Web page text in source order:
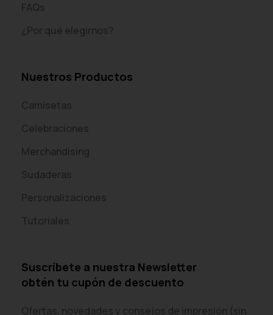
FAQs
¿Por qué elegirnos?
Nuestros Productos
Camisetas
Celebraciones
Merchandising
Sudaderas
Personalizaciones
Tutoriales
Suscríbete a nuestra Newsletter
obtén tu cupón de descuento
Ofertas, novedades y consejos de impresión (sin